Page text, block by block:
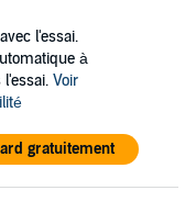
l'essai.
à
Voir
gratuitement